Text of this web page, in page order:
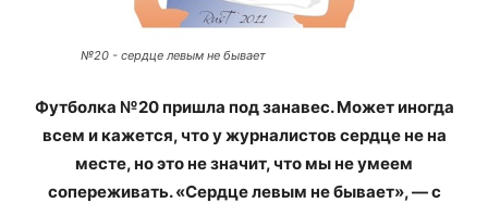
№20 - сердце левым не бывает
Футболка №20 пришла под занавес. Может иногда
всем и кажется, что у журналистов сердце не на
месте, но это не значит, что мы не умеем
сопереживать. «Сердце левым не бывает», — с